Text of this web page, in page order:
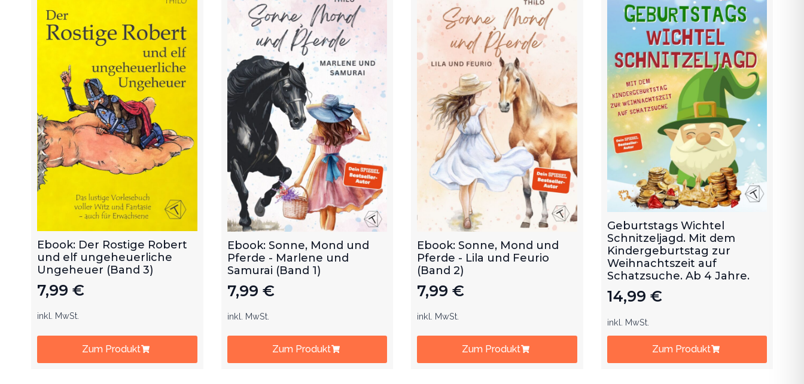
Ebook: Der Rostige Robert
und elf ungeheuerliche
Ungeheuer (Band 3)
7,99 €
inkl. MwSt.
Zum Produkt
Ebook: Sonne, Mond und
Pferde - Marlene und
Samurai (Band 1)
7,99 €
inkl. MwSt.
Zum Produkt
Ebook: Sonne, Mond und
Pferde - Lila und Feurio
(Band 2)
7,99 €
inkl. MwSt.
Zum Produkt
Geburtstags Wichtel
Schnitzeljagd. Mit dem
Kindergeburtstag zur
Weihnachtszeit auf
Schatzsuche. Ab 4 Jahre.
14,99 €
inkl. MwSt.
Zum Produkt